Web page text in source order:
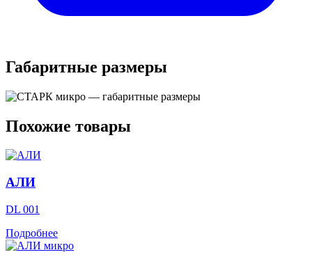
Габаритные размеры
Похожие товары
АЛИ
DL 001
Подробнее